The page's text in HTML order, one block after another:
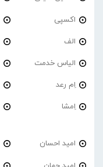
اکسپی
الف
الیاس خدمت
اِم رعد
اِمشا
امید احسان